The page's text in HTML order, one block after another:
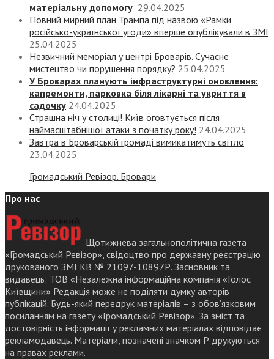
матеріальну допомогу 29.04.2025
Повний мирний план Трампа під назвою «‎Рамки
російсько-української угоди» вперше опублікували в ЗМІ
25.04.2025
Незвичний меморіал у центрі Броварів. Сучасне
мистецтво чи порушення порядку? 25.04.2025
У Броварах планують інфраструктурні оновлення:
капремонти, парковка біля лікарні та укриття в
садочку 24.04.2025
Страшна ніч у столиці! Київ оговтується після
наймасштабнішої атаки з початку року! 24.04.2025
Завтра в Броварській громаді вимикатимуть світло
23.04.2025
Громадський Ревізор. Бровари
Про нас
Щотижнева загальнополітична газета
«Громадський Ревізор», свідоцтво про державну реєстрацію
друкованого ЗМІ КВ № 21097-10897Р. Засновник та
видавець: ТОВ «Незалежна інформаційна компанія «Голос
Київщини» Редакція може не поділяти думку авторів
публікацій. Будь-який передрук матеріалів – з обов’язковим
посиланням на газету «Громадський Ревізор». За зміст та
достовірність інформації у рекламних матеріалах відповідає
рекламодавець. Матеріали, позначені значком Р друкуються
на правах реклами.